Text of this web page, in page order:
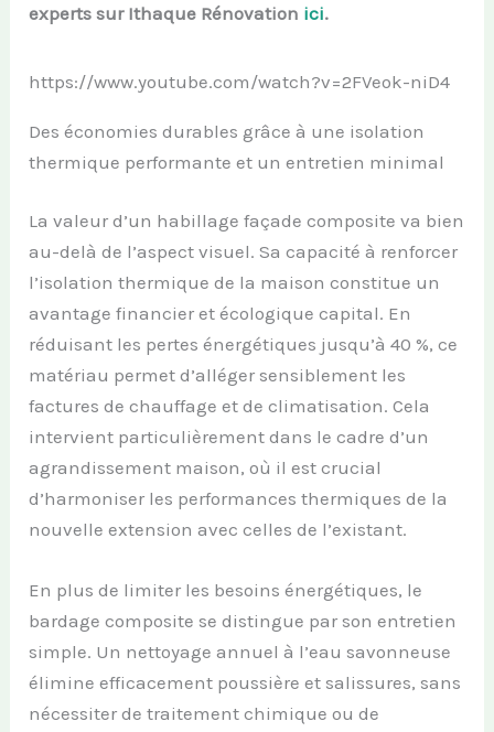
experts sur Ithaque Rénovation ici.
https://www.youtube.com/watch?v=2FVeok-niD4
Des économies durables grâce à une isolation
thermique performante et un entretien minimal
La valeur d’un habillage façade composite va bien
au-delà de l’aspect visuel. Sa capacité à renforcer
l’isolation thermique de la maison constitue un
avantage financier et écologique capital. En
réduisant les pertes énergétiques jusqu’à 40 %, ce
matériau permet d’alléger sensiblement les
factures de chauffage et de climatisation. Cela
intervient particulièrement dans le cadre d’un
agrandissement maison, où il est crucial
d’harmoniser les performances thermiques de la
nouvelle extension avec celles de l’existant.
En plus de limiter les besoins énergétiques, le
bardage composite se distingue par son entretien
simple. Un nettoyage annuel à l’eau savonneuse
élimine efficacement poussière et salissures, sans
nécessiter de traitement chimique ou de